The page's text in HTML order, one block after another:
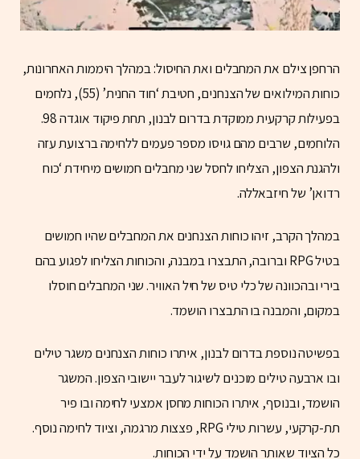
הרחפן צילם את המחבלים ואת החיסול: במהלך היממות האחרונות,
כוחות המילואים של הצנחנים, חטיבת ‘חוד החנית’ (55), נלחמים
בפעילות קרקעית ממוקדת בדרום לבנון, תחת פיקוד אוגדה 98.
הלוחמים, שרבים מהם גויסו מספר פעמים ללחימה ברצועת עזה
ולהגנת הצפון, הצליחו לחסל שני מחבלים חמושים מיחידת ‘כוח
רדואן’ של חיזבאללה.
במהלך הקרב, זיהו כוחות הצנחנים את המחבלים שהיו חמושים
בטיל RPG וברובה, התבצרו במבנה, והכוחות הצליחו לפגוע בהם
בירי ובהכוונה של כלי טיס של חיל האוויר. שני המחבלים חוסלו
במקום, והמבנה בו התבצרו הושמד.
בפשיטה נוספת בדרום לבנון, איתרו כוחות הצנחנים משגר טילים
ובו ארבעה טילים מוכנים לשיגור לעבר יישובי הצפון. המשגר
הושמד, ובנוסף, איתרו הכוחות מחסן אמצעי לחימה ובו פיר
תת-קרקעי, עשרות טילי RPG, פצצות מרגמה, וציוד לחימה נוסף.
כל הציוד שאותר הושמד על ידי הכוחות.